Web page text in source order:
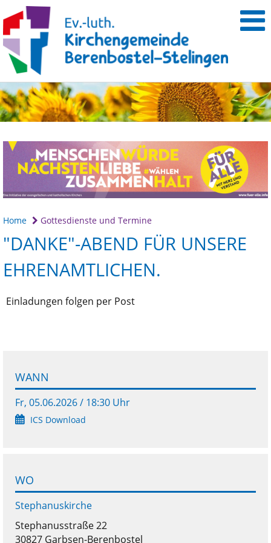
Home Gottesdienste und Termine
"DANKE"-ABEND FÜR UNSERE
EHRENAMTLICHEN.
Einladungen folgen per Post
WANN
Fr, 05.06.2026 / 18:30 Uhr
ICS Download
WO
Stephanuskirche
Stephanusstraße 22
30827 Garbsen-Berenbostel